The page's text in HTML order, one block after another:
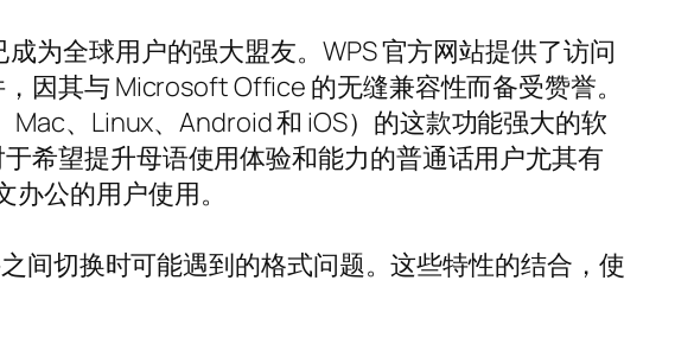
为全球用户的强大盟友。WPS 官方网站提供了访问
因其与 Microsoft Office 的无缝兼容性而备受赞誉。
、Linux、Android 和 iOS）的这款功能强大的软
希望提升母语使用体验和能力的普通话用户尤其有
公的用户使用。
间切换时可能遇到的格式问题。这些特性的结合，使